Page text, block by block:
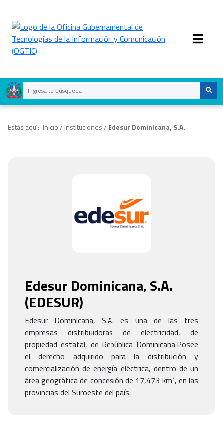
Estás aquí: Inicio/ Instituciones/ Edesur Dominicana, S.A.
Edesur Dominicana, S.A.
(EDESUR)
Edesur Dominicana, S.A. es una de las tres
empresas distribuidoras de electricidad, de
propiedad estatal, de República Dominicana.Posee
el derecho adquirido para la distribución y
comercialización de energía eléctrica, dentro de un
área geográfica de concesión de 17,473 km², en las
provincias del Suroeste del país.